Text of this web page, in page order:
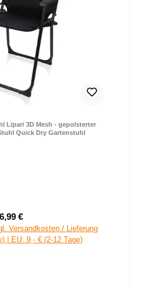
Lipari 3D Mesh - gepolsterter
Quick Dry Gartenstuhl
Verkaufspreis:
€
Versandkosten / Lieferung
| EU: 9,- € (2-12 Tage)